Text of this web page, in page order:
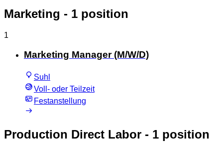
Marketing - 1 position
1
Marketing Manager (M/W/D)
Suhl
Voll- oder Teilzeit
Festanstellung
Production Direct Labor - 1 position